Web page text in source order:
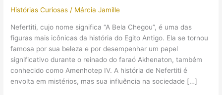
Histórias Curiosas / Márcia Jamille
Nefertiti, cujo nome significa “A Bela Chegou”, é uma das
figuras mais icônicas da história do Egito Antigo. Ela se tornou
famosa por sua beleza e por desempenhar um papel
significativo durante o reinado do faraó Akhenaton, também
conhecido como Amenhotep IV. A história de Nefertiti é
envolta em mistérios, mas sua influência na sociedade […]